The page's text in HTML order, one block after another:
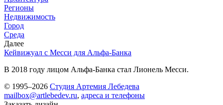
Регионы
Недвижимость
Город
Среда
Далее
Кейвижуал с Месси для Альфа-Банка
В 2018 году лицом Альфа-Банка стал Лионель Месси.
© 1995–2026 Студия Артемия Лебедева
mailbox@artlebedev.ru, адреса и телефоны